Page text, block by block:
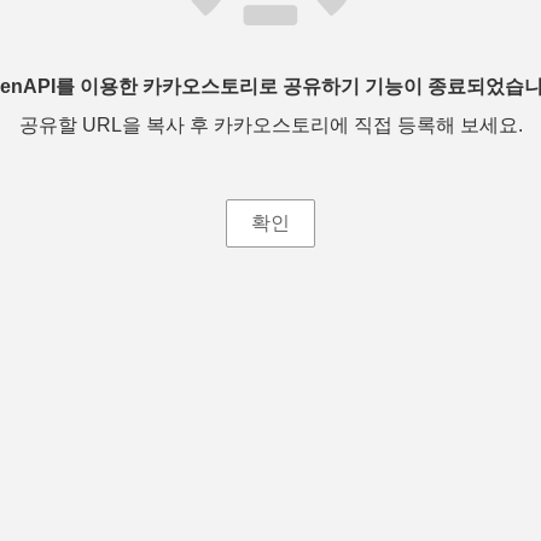
를 이용한 카카오스토리로 공유하기 기능이 종료되었습
공유할 URL을 복사 후 카카오스토리에 직접 등록해 보세요.
확인